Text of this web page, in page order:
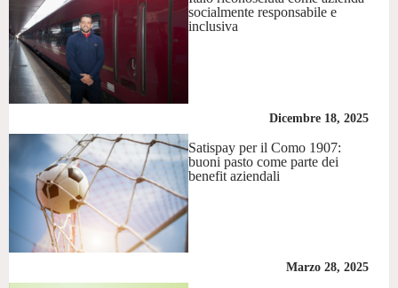
socialmente responsabile e
inclusiva
Dicembre 18, 2025
Satispay per il Como 1907:
buoni pasto come parte dei
benefit aziendali
Marzo 28, 2025